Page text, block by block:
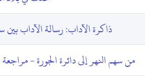
ذاكرة الآداب: رسالة الآداب
من سهم النهر إلى دائرة الجورة -